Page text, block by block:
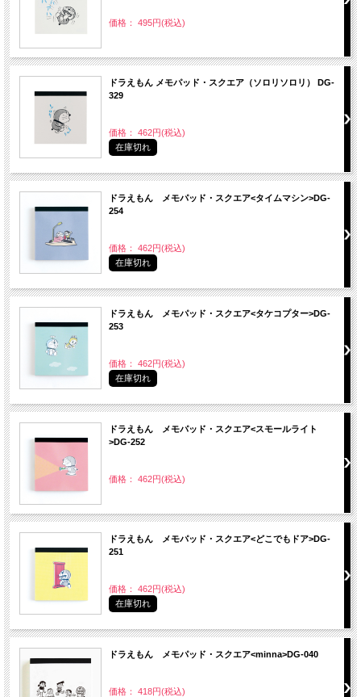
価格： 495円(税込)
ドラえもん メモパッド・スクエア（ソロリソロリ） DG-
329
価格： 462円(税込)
在庫切れ
ドラえもん メモパッド・スクエア<タイムマシン>DG-
254
価格： 462円(税込)
在庫切れ
ドラえもん メモパッド・スクエア<タケコプター>DG-
253
価格： 462円(税込)
在庫切れ
ドラえもん メモパッド・スクエア<スモールライト
>DG-252
価格： 462円(税込)
ドラえもん メモパッド・スクエア<どこでもドア>DG-
251
価格： 462円(税込)
在庫切れ
ドラえもん メモパッド・スクエア<minna>DG-040
価格： 418円(税込)